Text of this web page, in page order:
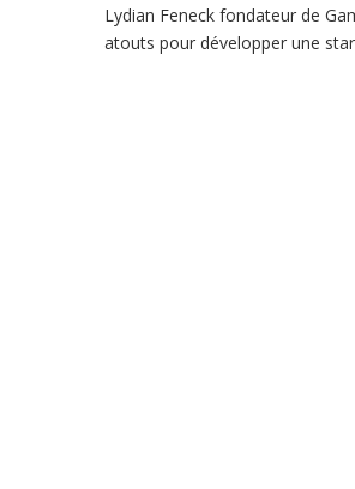
Lydian Feneck fondateur de
atouts pour développer une